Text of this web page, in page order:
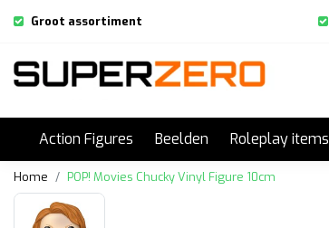
Groot assortiment
Action Figures Beelden Roleplay items
Home POP! Movies Chucky Vinyl Figure 10cm